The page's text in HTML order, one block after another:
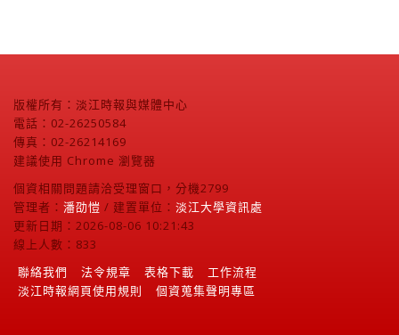
版權所有：淡江時報與媒體中心
電話：02-26250584
傳真：02-26214169
建議使用 Chrome 瀏覽器
個資相關問題請洽受理窗口，分機2799
管理者： 潘劭愷 / 建置單位： 淡江大學資訊處
更新日期：2026-08-06 10:21:43
線上人數：833
聯絡我們
法令規章 表格下載
工作流程
淡江時報網頁使用規則
個資蒐集聲明專區